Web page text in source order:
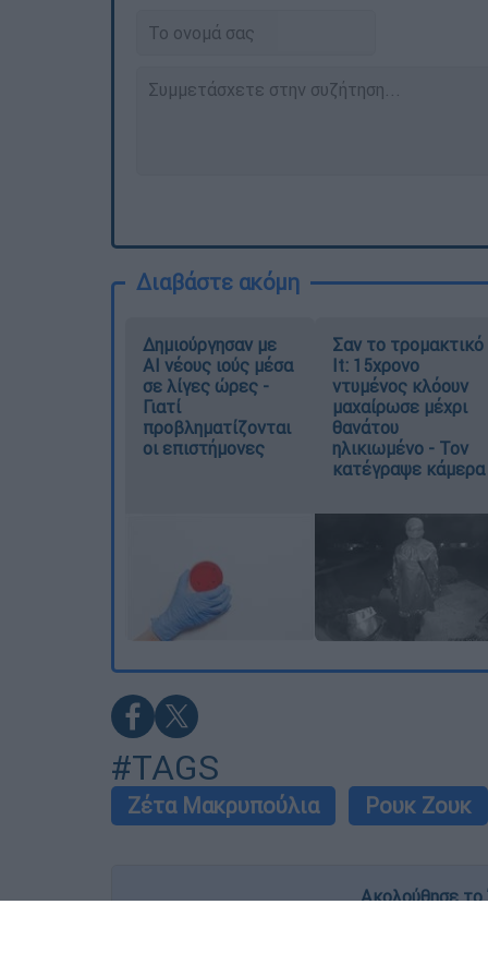
Διαβάστε ακόμη
Δημιούργησαν με
AI νέους ιούς μέσα
σε λίγες ώρες -
Γιατί
προβληματίζονται
οι επιστήμονες
Σαν το τρομακτικό
It: 15χρονο
ντυμένος κλόουν
μαχαίρωσε μέχρι
θανάτου
ηλικιωμένο - Τον
κατέγραψε κάμερα
#TAGS
Ζέτα Μακρυπούλια Ρουκ Ζουκ
Ακολούθησε το